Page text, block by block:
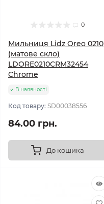
0
Мильниця Lidz Oreo 0210
(матове скло)
LDORE0210CRM32454
Chrome
В наявності
Код товару: SD00038556
84.00 грн.
До кошика